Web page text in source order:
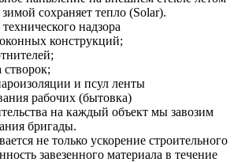
сохраняет тепло (Solar).
надзора
конструкций;
и псул ленты
рабочих (бытовка)
на каждый объект мы завозим
бригады.
не только ускорение строительного
завезенного материала в течение